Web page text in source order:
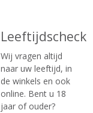
Leeftijdscheck
Wij vragen altijd
naar uw leeftijd, in
de winkels en ook
online. Bent u 18
jaar of ouder?